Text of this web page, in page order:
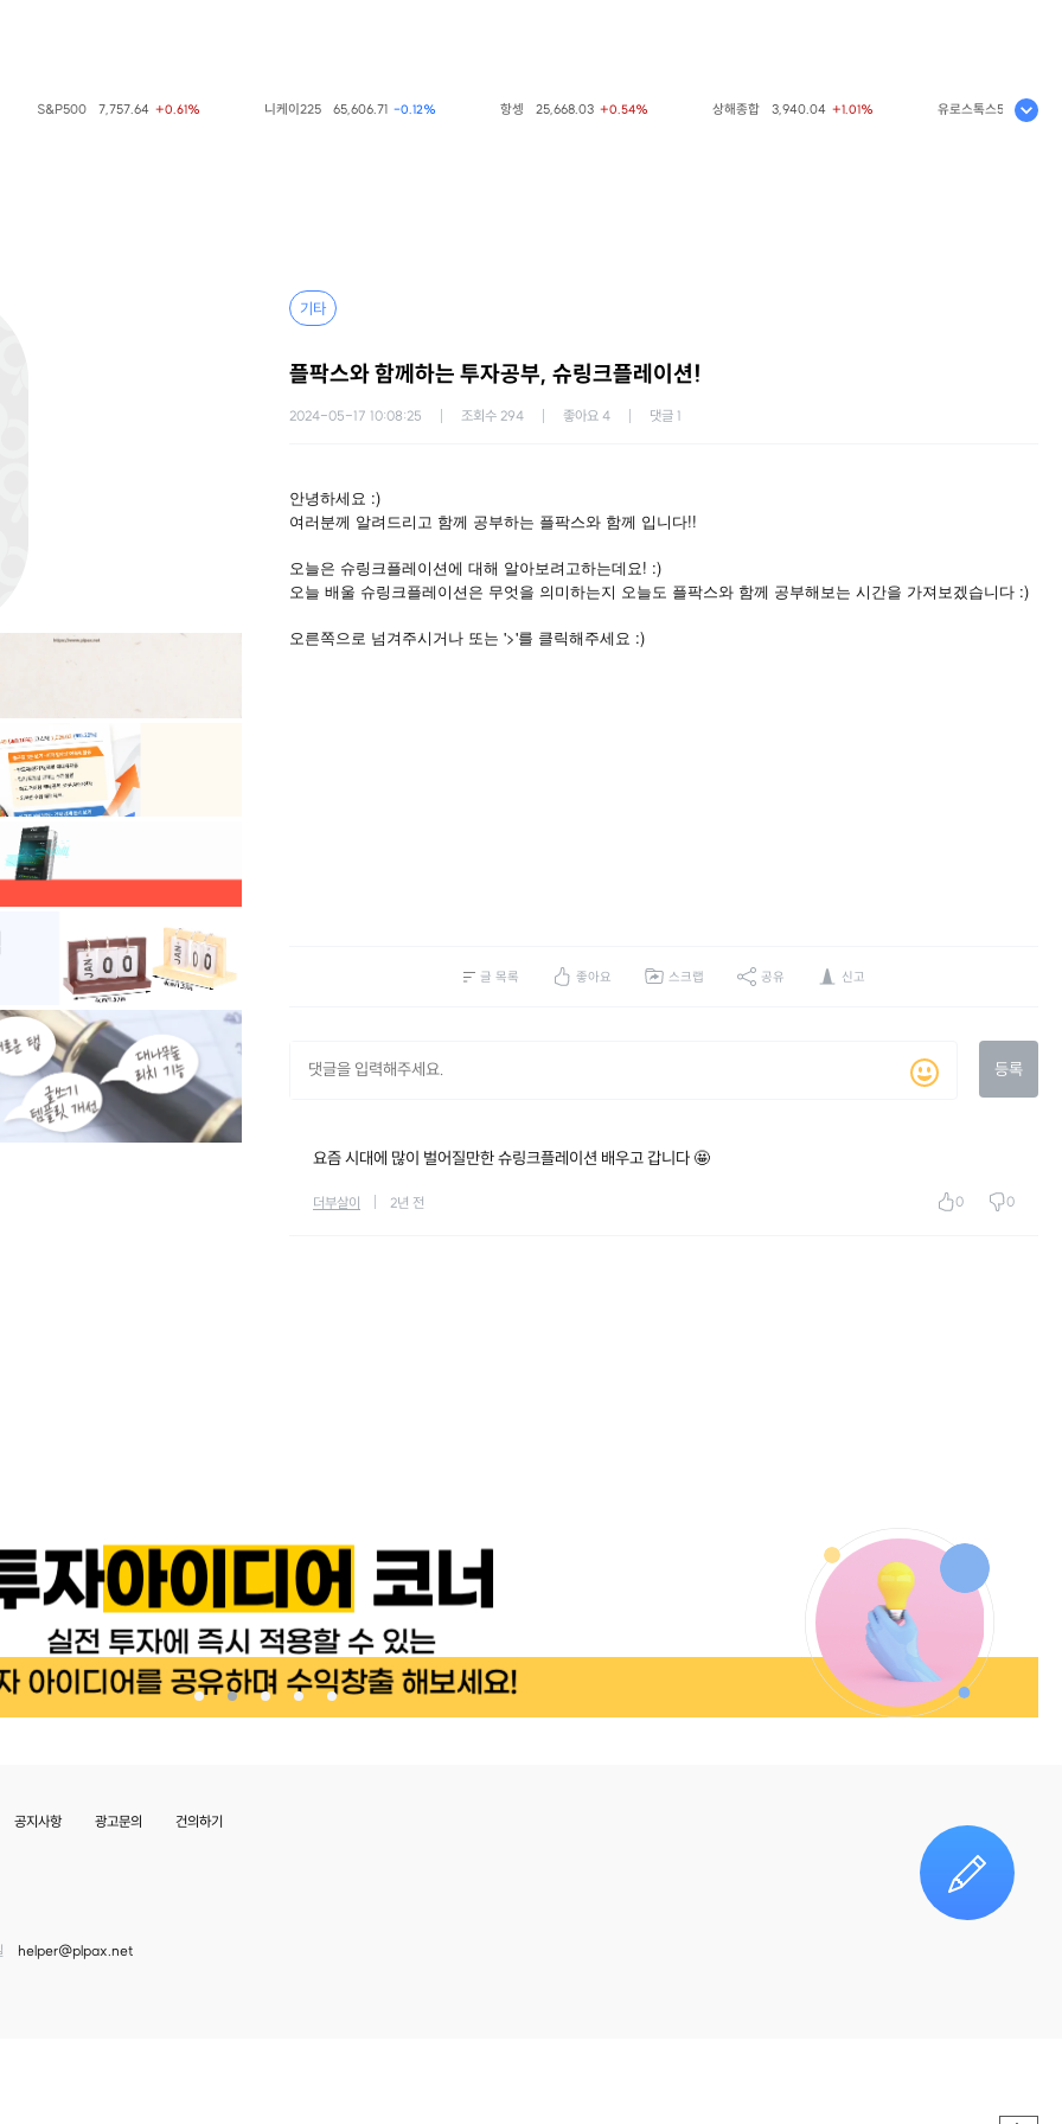
S&P500 7,757.64 +0.61% 니케이225 65,606.71 -0.12% 항셍 25,668.03 +0.54% 상해종합 3,940.04 +1.01% 유로스톡스50 6,523.86
기타
플팍스와 함께하는 투자공부, 슈링크플레이션!
2024-05-17 10:08:25 조회수 294 좋아요 4 댓글 1
안녕하세요 :)
여러분께 알려드리고 함께 공부하는 플팍스와 함께 입니다!!
오늘은 슈링크플레이션에 대해 알아보려고하는데요! :)
오늘 배울 슈링크플레이션은 무엇을 의미하는지 오늘도 플팍스와 함께 공부해보는 시간을 가져보겠습니다 :)
오른쪽으로 넘겨주시거나 또는 '>'를 클릭해주세요 :)
글 목록 좋아요 스크랩 공유 신고
등록
요즘 시대에 많이 벌어질만한 슈링크플레이션 배우고 갑니다 🤩
더부살이 2년 전 0 0
공지사항 광고문의 건의하기
helper@plpax.net